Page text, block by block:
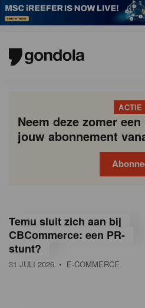
ACTIE
Neem deze zomer
jouw abonnement
o
n
d
Temu sluit zich aan bij
CBCommerce: een PR-
stunt?
31 JULI 2026 • E-COMMERCE